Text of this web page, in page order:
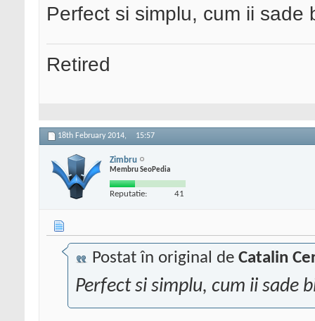
Perfect si simplu, cum ii sade
Retired
18th February 2014, 15:57
Zimbru
Membru SeoPedia
Reputatie: 41
Postat în original de Catalin
Perfect si simplu, cum ii sade